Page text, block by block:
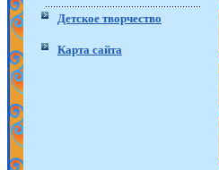
Детское творчество
Карта сайта